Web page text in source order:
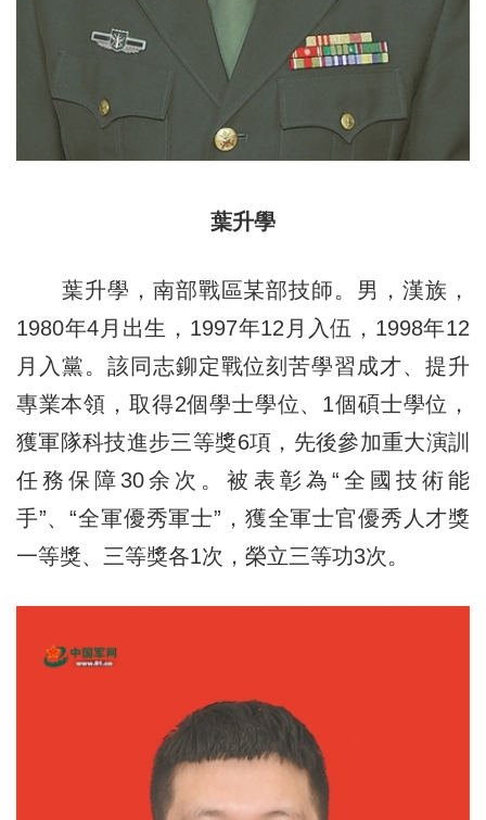
葉升學
葉升學，南部戰區某部技師。男，漢族，
1980年4月出生，1997年12月入伍，1998年12
月入黨。該同志鉚定戰位刻苦學習成才、提升
專業本領，取得2個學士學位、1個碩士學位，
獲軍隊科技進步三等獎6項，先後參加重大演訓
任務保障30余次。被表彰為“全國技術能
手”、“全軍優秀軍士”，獲全軍士官優秀人才獎
一等獎、三等獎各1次，榮立三等功3次。